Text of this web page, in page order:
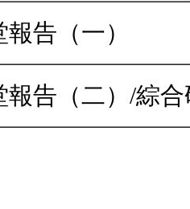
告（一）
報告（二）/綜